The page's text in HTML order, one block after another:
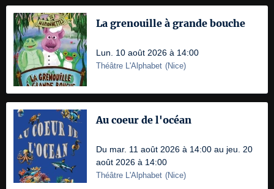
La grenouille à grande bouche
Lun. 10 août 2026 à 14:00
Théâtre L'Alphabet (Nice)
Au coeur de l'océan
Du mar. 11 août 2026 à 14:00 au jeu. 20
août 2026 à 14:00
Théâtre L'Alphabet (Nice)